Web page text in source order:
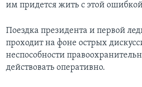
им придется жить с этой
Поездка президента и первой
проходит на фоне острых
неспособности
действовать оперативно.